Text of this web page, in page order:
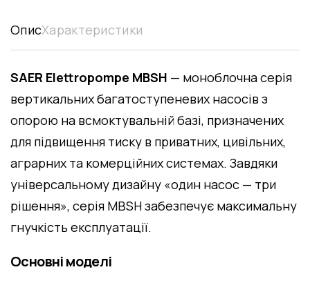
ОписХарактеристики
SAER Elettropompe MBSH — моноблочна серія
вертикальних багатоступеневих насосів з
опорою на всмоктувальній базі, призначених
для підвищення тиску в приватних, цивільних,
аграрних та комерційних системах. Завдяки
універсальному дизайну «один насос — три
рішення», серія MBSH забезпечує максимальну
гнучкість експлуатації.
Основні моделі